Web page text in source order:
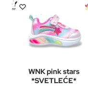
WNK pink stars
*SVETLEĆE*